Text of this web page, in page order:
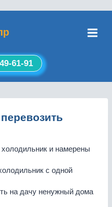
61-91
и намерены
с одной
на дачу ненужный дома